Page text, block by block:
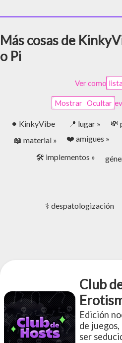
Más cosas de
o Pi
Ver como lista
Mostrar Ocultar
⚫︎ KinkyVibe 📍 lugar » 💸
📖 material »
❤️ amigues »
🛠️ implementos »
⚕️ despatologización
Club
Edición
de
ser